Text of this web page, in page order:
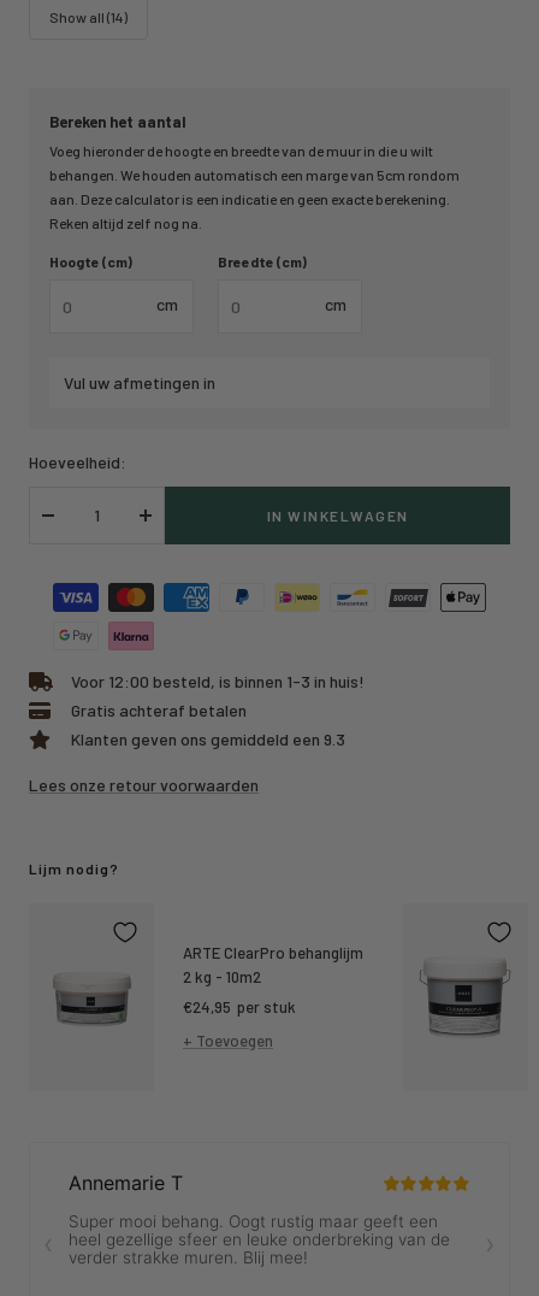
Bereken het aantal
Voeg hieronder de hoogte en breedte van de muur in die u wilt
behangen. We houden automatisch een marge van 5cm rondom
aan. Deze calculator is een indicatie en geen exacte berekening.
Reken altijd zelf nog na.
Hoogte (cm)
cm
Breedte (cm)
cm
Vul uw afmetingen in
Show all (14)
Hoeveelheid:
Verlaag
Verhoog
IN WINKELWAGEN
Voor 12:00 besteld, is binnen 1-3 in huis!
Gratis achteraf betalen
Klanten geven ons gemiddeld een 9.3
Lees onze retour voorwaarden
Lijm nodig?
ARTE ClearPro behanglijm
2 kg - 10m2
Kortings
prijs
€24,95 per stuk
+ Toevoegen